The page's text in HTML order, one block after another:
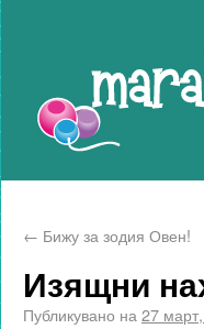
← Бижу за зодия Овен!
Изящни
Публикувано на 27